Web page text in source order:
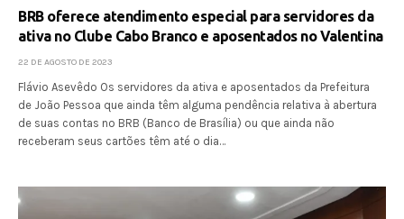
BRB oferece atendimento especial para servidores da
ativa no Clube Cabo Branco e aposentados no Valentina
22 DE AGOSTO DE 2023
Flávio Asevêdo Os servidores da ativa e aposentados da Prefeitura
de João Pessoa que ainda têm alguma pendência relativa à abertura
de suas contas no BRB (Banco de Brasília) ou que ainda não
receberam seus cartões têm até o dia…